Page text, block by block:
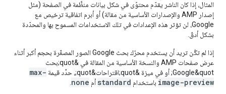
المثال، إذا كان الناشر يقدّم محتوًى في شكل بيانات منظَّمة في الصفحة (مثل
إصدار AMP والإصدارات الأساسية من مقالة) أو أبرم اتفاقية ترخيص مع
Google، لن تؤثر هذه الإعدادات في تلك الاستخدامات المسموح بها والمحدّدة
بشكل أدقّ.
إذا لم تكُن تريد أن يستخدم محرّك بحث Google الصور المصغّرة بحجم أكبر أثناء
عرض صفحات AMP والنسخة الأساسية من المقالة في &quot;بحث
Google&quot; أو في ميزة &quot;اقتراحات&quot;، حدِّد قيمة
max-
image-preview باستخدام standard أم none